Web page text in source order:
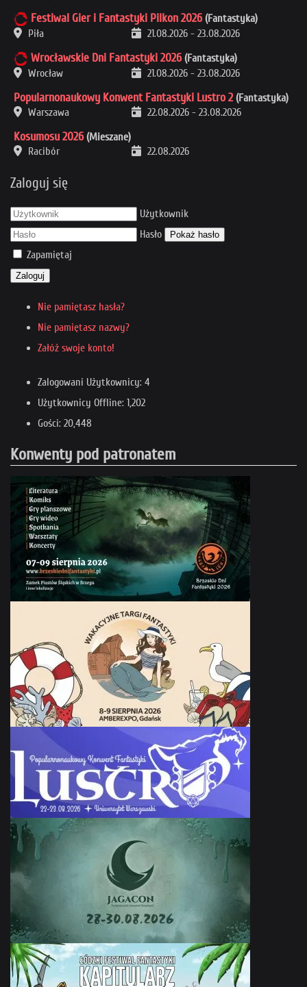
Festiwal Gier i Fantastyki Pilkon 2026 (Fantastyka)
Piła
21.08.2026 - 23.08.2026
Wrocławskie Dni Fantastyki 2026 (Fantastyka)
Wrocław
21.08.2026 - 23.08.2026
Popularnonaukowy Konwent Fantastyki Lustro 2 (Fantastyka)
Warszawa
22.08.2026 - 23.08.2026
Kosumosu 2026 (Mieszane)
Racibór
22.08.2026
Zaloguj się
Użytkownik
Hasło
Pokaż hasło
Zapamiętaj
Zaloguj
Nie pamiętasz hasła?
Nie pamiętasz nazwy?
Załóż swoje konto!
Zalogowani Użytkownicy: 4
Użytkownicy Offline: 1,202
Gości: 20,448
Konwenty pod patronatem